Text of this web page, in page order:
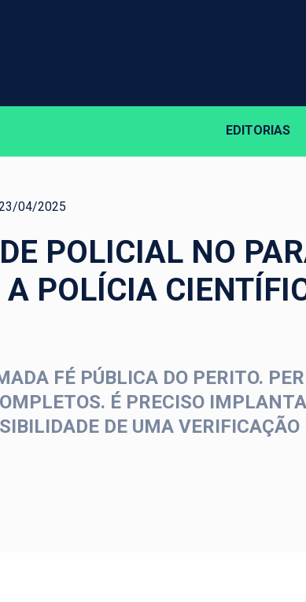
EDITORIAS
04/2025
POLICIAL NO
POLÍCIA
FÉ PÚBLICA DO PERITO.
É PRECISO
DE UMA VERIFICAÇÃO